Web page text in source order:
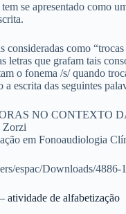
se apresentado como
consideradas como
letras que grafam tais
o fonema /s/ quando
a escrita das seguintes
NO CONTEXTO
Zorzi
em Fonoaudiologia
espac/Downloads/4886-
atividade de alfabetização